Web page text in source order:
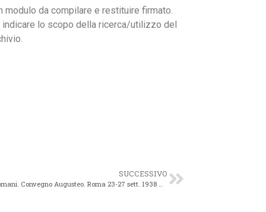
modulo da compilare e restituire firmato.
lo scopo della ricerca/utilizzo del
SUCCESSIVO
1938/09/25 – Istituto nazionale di Studi romani. Convegno Augusteo. Roma 23-27 sett. 1938 XVI – 77v